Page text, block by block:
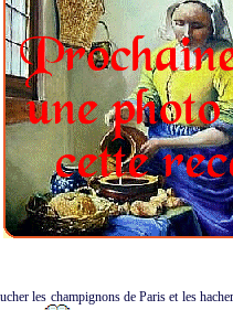
les champignons de Paris et les